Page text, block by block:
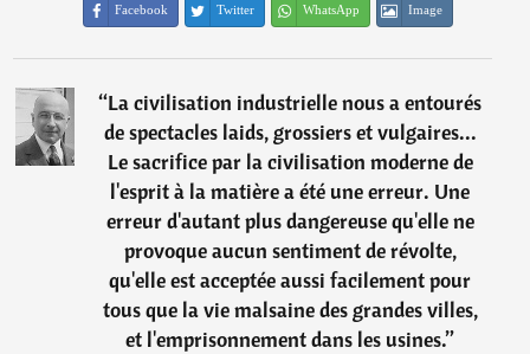
Facebook Twitter WhatsApp Image
“La civilisation industrielle nous a entourés
de spectacles laids, grossiers et vulgaires...
Le sacrifice par la civilisation moderne de
l'esprit à la matière a été une erreur. Une
erreur d'autant plus dangereuse qu'elle ne
provoque aucun sentiment de révolte,
qu'elle est acceptée aussi facilement pour
tous que la vie malsaine des grandes villes,
et l'emprisonnement dans les usines.”